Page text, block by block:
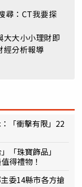
尋：CT我要探
大大小小理財即
經分析報導
「衝擊有限」22
「珠寶飾品」
得禮物！
委14縣市各方搶